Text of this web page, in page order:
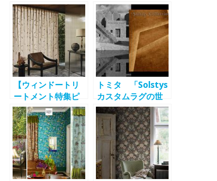
【ウィンドートリ
ートメント特集ピ
ックアップ（4）】
トミタ 透明感の
あるシアーファブ
リックス
「BINDU（ビンド
ゥ）」
トミタ 「Solstys
カスタムラグの世
界」をtomita
TOKYOで開催
10/25～10/31